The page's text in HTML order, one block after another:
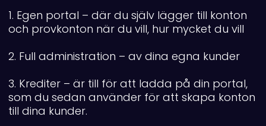
1. Egen portal – där du själv lägger till konton
och provkonton när du vill, hur mycket du vill
2. Full administration – av dina egna kunder
3. Krediter – är till för att ladda på din portal,
som du sedan använder för att skapa konton
till dina kunder.